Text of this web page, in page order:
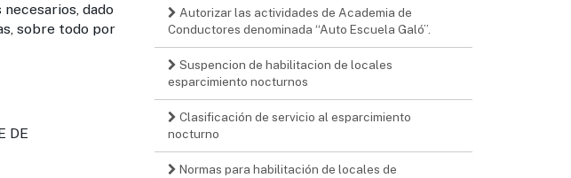
dado
sobre todo por
DE
Autorizar las actividades de Academia de
Conductores denominada “Auto Escuela Galó”.
Suspencion de habilitacion de locales
esparcimiento nocturnos
Clasificación de servicio al esparcimiento
nocturno
Normas para habilitación de locales de